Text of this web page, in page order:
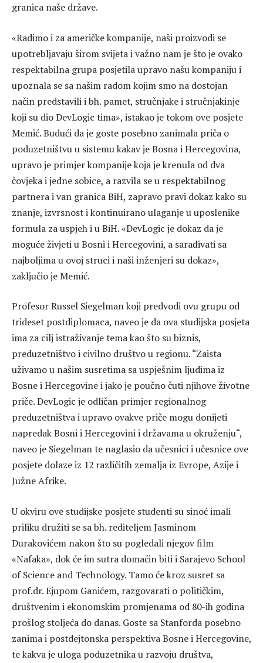
granica naše države.
«Radimo i za američke kompanije, naši proizvodi se
upotrebljavaju širom svijeta i važno nam je što je ovako
respektabilna grupa posjetila upravo našu kompaniju i
upoznala se sa našim radom kojim smo na dostojan
način predstavili i bh. pamet, stručnjake i stručnjakinje
koji su dio DevLogic tima», istakao je tokom ove posjete
Memić. Budući da je goste posebno zanimala priča o
poduzetništvu u sistemu kakav je Bosna i Hercegovina,
upravo je primjer kompanije koja je krenula od dva
čovjeka i jedne sobice, a razvila se u respektabilnog
partnera i van granica BiH, zapravo pravi dokaz kako su
znanje, izvrsnost i kontinuirano ulaganje u uposlenike
formula za uspjeh i u BiH. «DevLogic je dokaz da je
moguće živjeti u Bosni i Hercegovini, a sarađivati sa
najboljima u ovoj struci i naši inženjeri su dokaz»,
zaključio je Memić.
Profesor Russel Siegelman koji predvodi ovu grupu od
trideset postdiplomaca, naveo je da ova studijska posjeta
ima za cilj istraživanje tema kao što su biznis,
preduzetništvo i civilno društvo u regionu. “Zaista
uživamo u našim susretima sa uspješnim ljudima iz
Bosne i Hercegovine i jako je poučno čuti njihove životne
priče. DevLogic je odličan primjer regionalnog
preduzetništva i upravo ovakve priče mogu donijeti
napredak Bosni i Hercegovini i državama u okruženju“,
naveo je Siegelman te naglasio da učesnici i učesnice ove
posjete dolaze iz 12 različitih zemalja iz Evrope, Azije i
Južne Afrike.
U okviru ove studijske posjete studenti su sinoć imali
priliku družiti se sa bh. rediteljem Jasminom
Durakovićem nakon što su pogledali njegov film
«Nafaka», dok će im sutra domaćin biti i Sarajevo School
of Science and Technology. Tamo će kroz susret sa
prof.dr. Ejupom Ganićem, razgovarati o političkim,
društvenim i ekonomskim promjenama od 80-ih godina
prošlog stoljeća do danas. Goste sa Stanforda posebno
zanima i postdejtonska perspektiva Bosne i Hercegovine,
te kakva je uloga poduzetnika u razvoju društva,